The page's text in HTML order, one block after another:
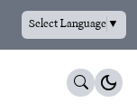
Select Language▼